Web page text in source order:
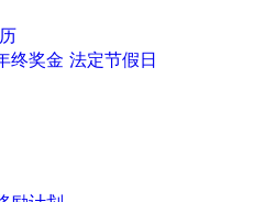
终奖金 法定节假日